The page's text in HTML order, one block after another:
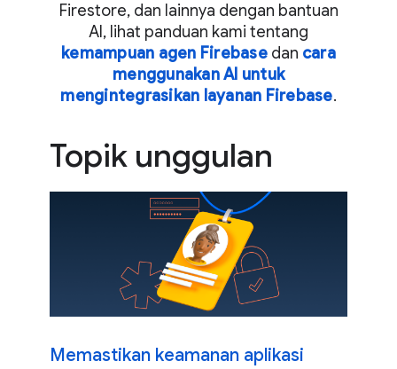
Firestore, dan lainnya dengan bantuan
AI, lihat panduan kami tentang
kemampuan agen Firebasedan cara
menggunakan AI untuk
mengintegrasikan layanan Firebase.
Topik unggulan
Memastikan keamanan aplikasi